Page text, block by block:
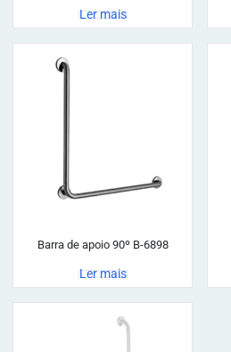
Ler mais
Barra de apoio 90º B-6898
Ler mais